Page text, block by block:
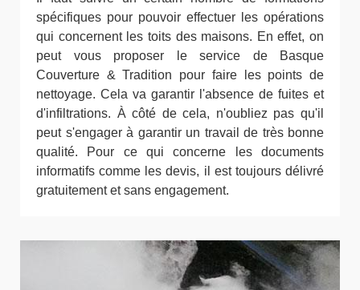
spécifiques pour pouvoir effectuer les opérations
qui concernent les toits des maisons. En effet, on
peut vous proposer le service de Basque
Couverture & Tradition pour faire les points de
nettoyage. Cela va garantir l'absence de fuites et
d'infiltrations. À côté de cela, n'oubliez pas qu'il
peut s'engager à garantir un travail de très bonne
qualité. Pour ce qui concerne les documents
informatifs comme les devis, il est toujours délivré
gratuitement et sans engagement.